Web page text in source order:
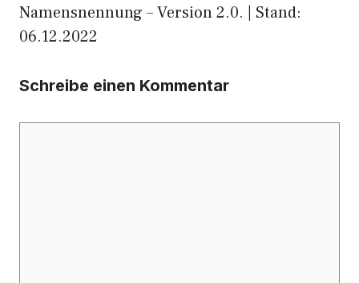
Namensnennung – Version 2.0. | Stand:
06.12.2022
Schreibe einen Kommentar